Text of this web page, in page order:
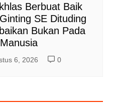
Berbuat Baik
SE Dituding
Bukan Pada
6, 2026 0